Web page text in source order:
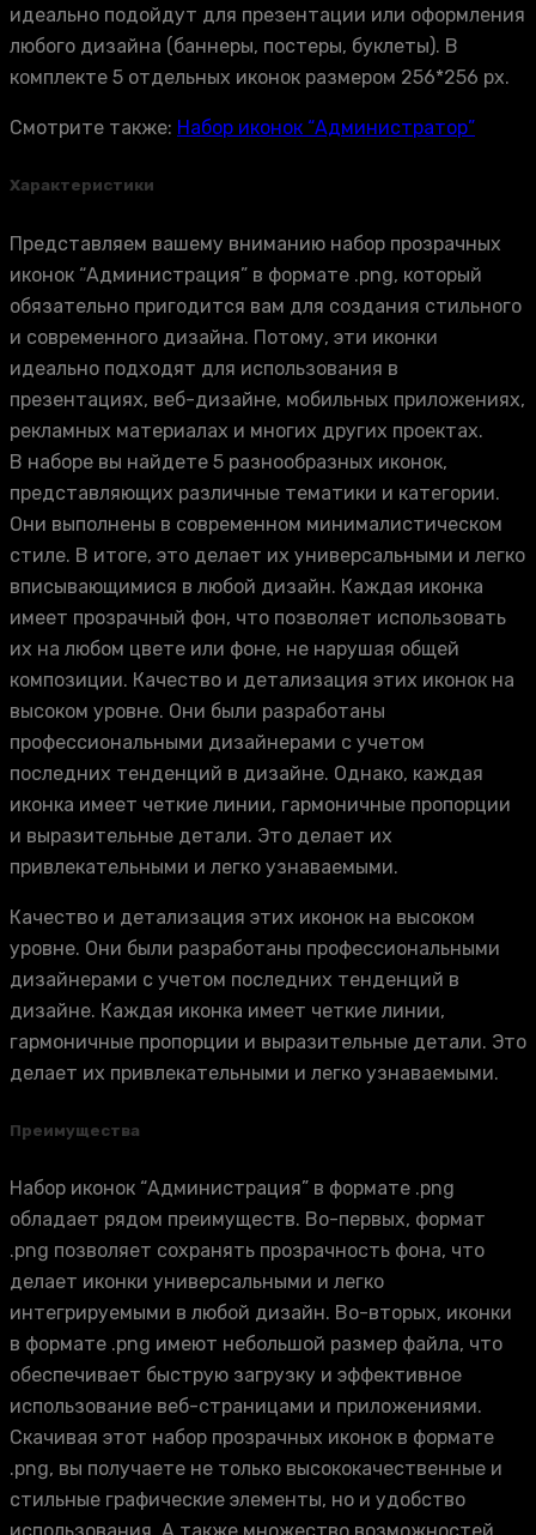
идеально подойдут для презентации или оформления
любого дизайна (баннеры, постеры, буклеты). В
комплекте 5 отдельных иконок размером 256*256 px.
Смотрите также: Набор иконок “Администратор”
Характеристики
Представляем вашему вниманию набор прозрачных
иконок “Администрация” в формате .png, который
обязательно пригодится вам для создания стильного
и современного дизайна. Потому, эти иконки
идеально подходят для использования в
презентациях, веб-дизайне, мобильных приложениях,
рекламных материалах и многих других проектах.
В наборе вы найдете 5 разнообразных иконок,
представляющих различные тематики и категории.
Они выполнены в современном минималистическом
стиле. В итоге, это делает их универсальными и легко
вписывающимися в любой дизайн. Каждая иконка
имеет прозрачный фон, что позволяет использовать
их на любом цвете или фоне, не нарушая общей
композиции. Качество и детализация этих иконок на
высоком уровне. Они были разработаны
профессиональными дизайнерами с учетом
последних тенденций в дизайне. Однако, каждая
иконка имеет четкие линии, гармоничные пропорции
и выразительные детали. Это делает их
привлекательными и легко узнаваемыми.
Качество и детализация этих иконок на высоком
уровне. Они были разработаны профессиональными
дизайнерами с учетом последних тенденций в
дизайне. Каждая иконка имеет четкие линии,
гармоничные пропорции и выразительные детали. Это
делает их привлекательными и легко узнаваемыми.
Преимущества
Набор иконок “Администрация” в формате .png
обладает рядом преимуществ. Во-первых, формат
.png позволяет сохранять прозрачность фона, что
делает иконки универсальными и легко
интегрируемыми в любой дизайн. Во-вторых, иконки
в формате .png имеют небольшой размер файла, что
обеспечивает быструю загрузку и эффективное
использование веб-страницами и приложениями.
Скачивая этот набор прозрачных иконок в формате
.png, вы получаете не только высококачественные и
стильные графические элементы, но и удобство